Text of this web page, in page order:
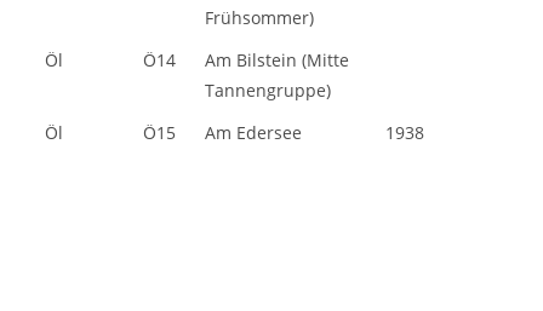
Frühsommer)
Öl
Ö14
Am Bilstein (Mitte
Tannengruppe)
Öl
Ö15 Am Edersee 1938